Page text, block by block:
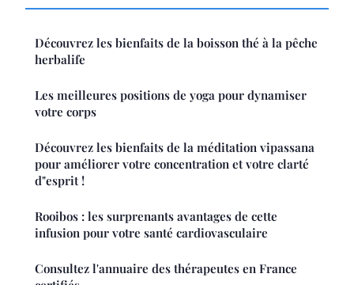
Découvrez les bienfaits de la boisson thé à la pêche
herbalife
Les meilleures positions de yoga pour dynamiser
votre corps
Découvrez les bienfaits de la méditation vipassana
pour améliorer votre concentration et votre clarté
d"esprit !
Rooibos : les surprenants avantages de cette
infusion pour votre santé cardiovasculaire
Consultez l'annuaire des thérapeutes en France